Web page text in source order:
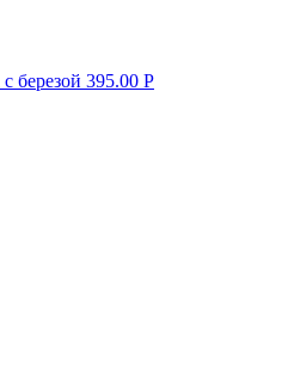
березой 395.00 Р